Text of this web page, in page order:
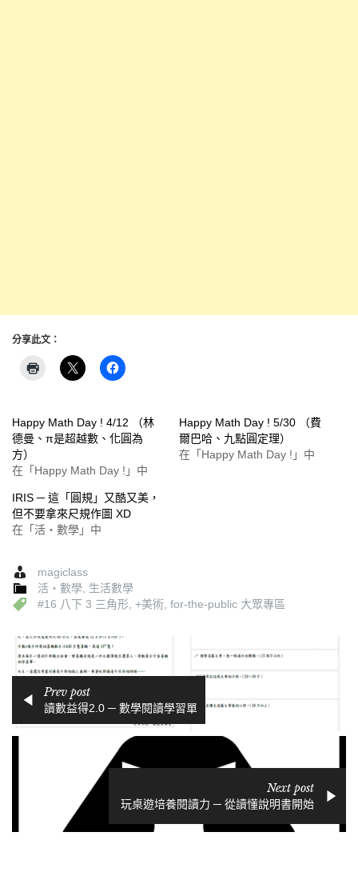
分享此文：
Happy Math Day ! 4/12 （林
德曼、π是超越數、化圓為
方）
在「Happy Math Day !」中
Happy Math Day ! 5/30 （費
爾巴哈、九點圓定理）
在「Happy Math Day !」中
IRIS ─ 這「圓規」又酷又美，
但不要拿來尺規作圖 XD
在「活‧數學」中
magiclass
活‧數學, 生活數學
#16 八下 3 三角形, +美術, for-the-public 大眾專區
Prev post
讀數益得2.0 ─ 數學閱讀學習單
Next post
玩桌遊培養閱讀力 ─ 從讀懂說明書開始